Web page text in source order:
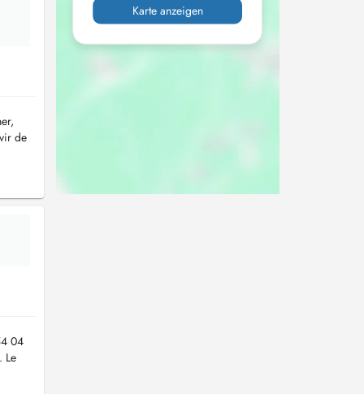
de
04
Le
Karte anzeigen